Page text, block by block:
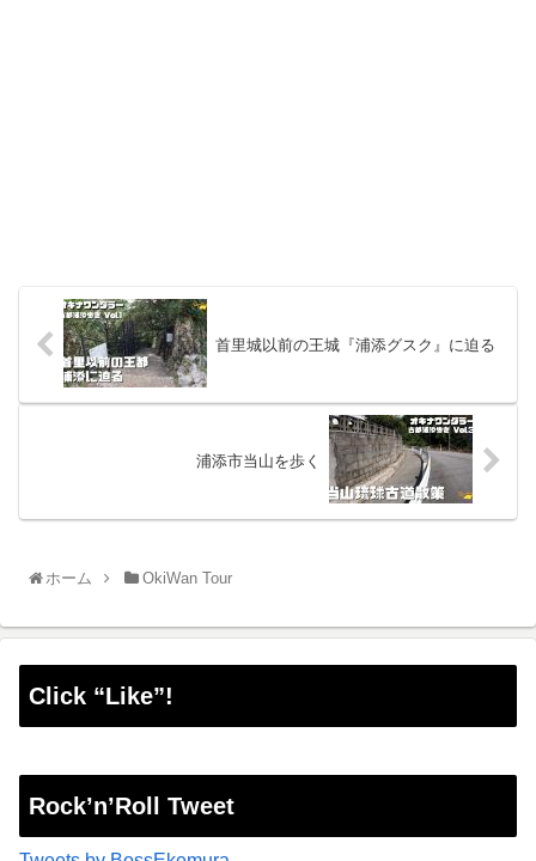
首里城以前の王城『浦添グスク』に迫る
浦添市当山を歩く
ホーム OkiWan Tour
Click “Like”!
Rock’n’Roll Tweet